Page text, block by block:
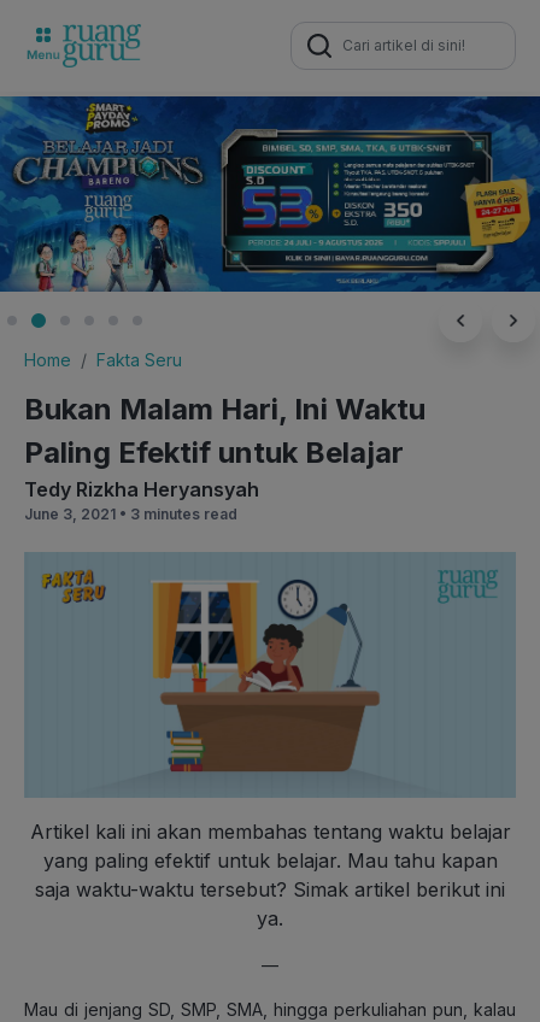
Search
for:
Home Fakta Seru
Bukan Malam Hari, Ini Waktu
Paling Efektif untuk Belajar
Tedy Rizkha Heryansyah
June 3, 2021 • 3 minutes read
Artikel kali ini akan membahas tentang waktu belajar
yang paling efektif untuk belajar. Mau tahu kapan
saja waktu-waktu tersebut? Simak artikel berikut ini
ya.
—
Mau di jenjang SD, SMP, SMA, hingga perkuliahan pun, kalau